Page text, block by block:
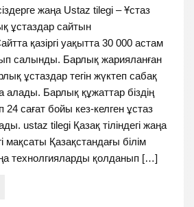
жаңа Ustaz tilegi – Ұстаз
ұстаздар сайтын
қазіргі уақытта 30 000 астам
салынды. Барлық жарияланған
ұстаздар тегін жүктеп сабақ
Барлық құжаттар біздің
24 сағат бойы кез-келген ұстаз
ustaz tilegi Қазақ тіліндегі жаңа
мақсаты Қазақстандағы білім
технолгияларды қолданып […]